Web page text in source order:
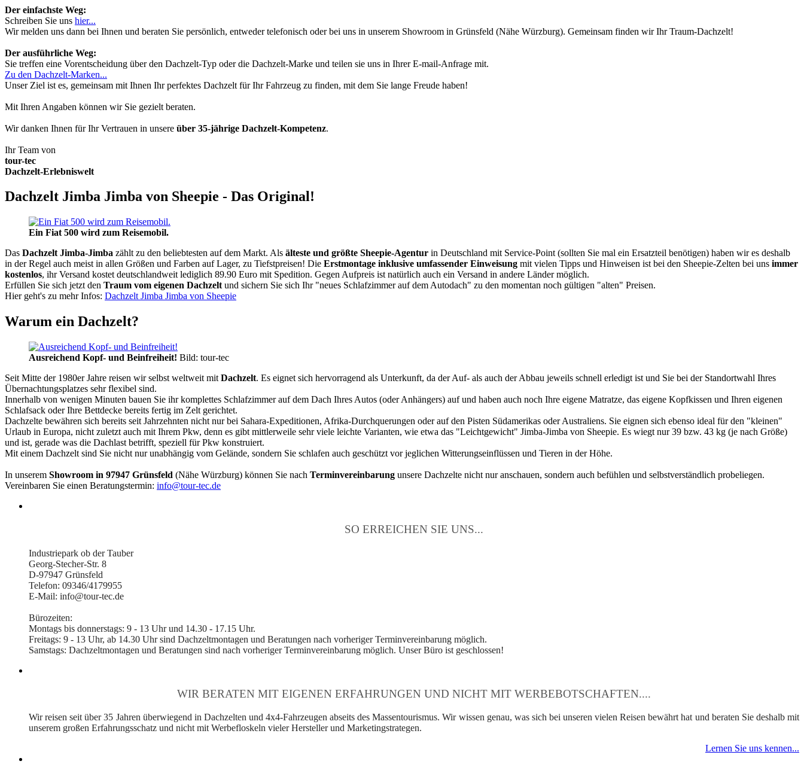
Der einfachste Weg:
Schreiben Sie uns hier...
Wir melden uns dann bei Ihnen und beraten Sie persönlich, entweder telefonisch oder bei uns in unserem Showroom in Grünsfeld (Nähe Würzburg). Gemeinsam finden wir Ihr Traum-Dachzelt!
Der ausführliche Weg:
Sie treffen eine Vorentscheidung über den Dachzelt-Typ oder die Dachzelt-Marke und teilen sie uns in Ihrer E-mail-Anfrage mit.
Zu den Dachzelt-Marken...
Unser Ziel ist es, gemeinsam mit Ihnen Ihr perfektes Dachzelt für Ihr Fahrzeug zu finden, mit dem Sie lange Freude haben!
Mit Ihren Angaben können wir Sie gezielt beraten.
Wir danken Ihnen für Ihr Vertrauen in unsere über 35-jährige Dachzelt-Kompetenz.
Ihr Team von
tour-tec
Dachzelt-Erlebniswelt
Dachzelt Jimba Jimba von Sheepie - Das Original!
Ein Fiat 500 wird zum Reisemobil.
Das Dachzelt Jimba-Jimba zählt zu den beliebtesten auf dem Markt. Als älteste und größte Sheepie-Agentur in Deutschland mit Service-Point (sollten Sie mal ein Ersatzteil benötigen) haben wir es deshalb
in der Regel auch meist in allen Größen und Farben auf Lager, zu Tiefstpreisen! Die Erstmontage inklusive umfassender Einweisung mit vielen Tipps und Hinweisen ist bei den Sheepie-Zelten bei uns immer
kostenlos, ihr Versand kostet deutschlandweit lediglich 89.90 Euro mit Spedition. Gegen Aufpreis ist natürlich auch ein Versand in andere Länder möglich.
Erfüllen Sie sich jetzt den Traum vom eigenen Dachzelt und sichern Sie sich Ihr "neues Schlafzimmer auf dem Autodach" zu den momentan noch gültigen "alten" Preisen.
Hier geht's zu mehr Infos: Dachzelt Jimba Jimba von Sheepie
Warum ein Dachzelt?
Ausreichend Kopf- und Beinfreiheit! Bild: tour-tec
Seit Mitte der 1980er Jahre reisen wir selbst weltweit mit Dachzelt. Es eignet sich hervorragend als Unterkunft, da der Auf- als auch der Abbau jeweils schnell erledigt ist und Sie bei der Standortwahl Ihres
Übernachtungsplatzes sehr flexibel sind.
Innerhalb von wenigen Minuten bauen Sie ihr komplettes Schlafzimmer auf dem Dach Ihres Autos (oder Anhängers) auf und haben auch noch Ihre eigene Matratze, das eigene Kopfkissen und Ihren eigenen
Schlafsack oder Ihre Bettdecke bereits fertig im Zelt gerichtet.
Dachzelte bewähren sich bereits seit Jahrzehnten nicht nur bei Sahara-Expeditionen, Afrika-Durchquerungen oder auf den Pisten Südamerikas oder Australiens. Sie eignen sich ebenso ideal für den "kleinen"
Urlaub in Europa, nicht zuletzt auch mit Ihrem Pkw, denn es gibt mittlerweile sehr viele leichte Varianten, wie etwa das "Leichtgewicht" Jimba-Jimba von Sheepie. Es wiegt nur 39 bzw. 43 kg (je nach Größe)
und ist, gerade was die Dachlast betrifft, speziell für Pkw konstruiert.
Mit einem Dachzelt sind Sie nicht nur unabhängig vom Gelände, sondern Sie schlafen auch geschützt vor jeglichen Witterungseinflüssen und Tieren in der Höhe.
In unserem Showroom in 97947 Grünsfeld (Nähe Würzburg) können Sie nach Terminvereinbarung unsere Dachzelte nicht nur anschauen, sondern auch befühlen und selbstverständlich probeliegen.
Vereinbaren Sie einen Beratungstermin: info@tour-tec.de
SO ERREICHEN SIE UNS...
Industriepark ob der Tauber
Georg-Stecher-Str. 8
D-97947 Grünsfeld
Telefon: 09346/4179955
E-Mail: info@tour-tec.de
Bürozeiten:
Montags bis donnerstags: 9 - 13 Uhr und 14.30 - 17.15 Uhr.
Freitags: 9 - 13 Uhr, ab 14.30 Uhr sind Dachzeltmontagen und Beratungen nach vorheriger Terminvereinbarung möglich.
Samstags: Dachzeltmontagen und Beratungen sind nach vorheriger Terminvereinbarung möglich. Unser Büro ist geschlossen!
WIR BERATEN MIT EIGENEN ERFAHRUNGEN UND NICHT MIT WERBEBOTSCHAFTEN....
Wir reisen seit über 35 Jahren überwiegend in Dachzelten und 4x4-Fahrzeugen abseits des Massentourismus. Wir wissen genau, was sich bei unseren vielen Reisen bewährt hat und beraten Sie deshalb mit
unserem großen Erfahrungsschatz und nicht mit Werbefloskeln vieler Hersteller und Marketingstrategen.
Lernen Sie uns kennen...